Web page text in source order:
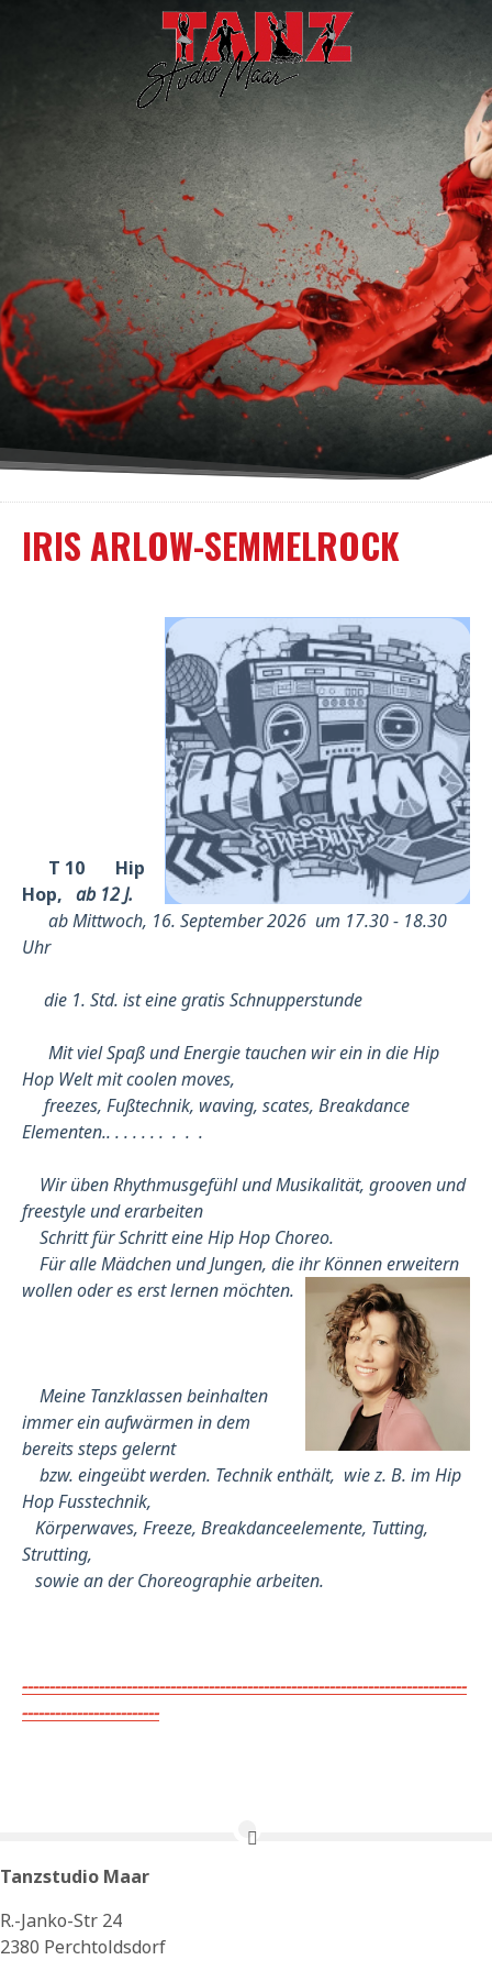
IRIS ARLOW-SEMMELROCK
T 10 Hip
Hop, ab 12 J.
ab Mittwoch, 16. September 2026 um 17.30 - 18.30
Uhr
die 1. Std. ist eine gratis Schnupperstunde
Mit viel Spaß und Energie tauchen wir ein in die Hip
Hop Welt mit coolen moves,
freezes, Fußtechnik, waving, scates, Breakdance
Elementen.. . . . . . . . . .
Wir üben Rhythmusgefühl und Musikalität, grooven und
freestyle und erarbeiten
Schritt für Schritt eine Hip Hop Choreo.
Für alle Mädchen und Jungen, die ihr Können erweitern
wollen oder es erst lernen möchten.
Meine Tanzklassen beinhalten
immer ein aufwärmen in dem
bereits steps gelernt
bzw. eingeübt werden. Technik enthält, wie z. B. im Hip
Hop Fusstechnik,
Körperwaves, Freeze, Breakdanceelemente, Tutting,
Strutting,
sowie an der Choreographie arbeiten.
---------------------------------------------------------------------------------
-------------------------
Tanzstudio Maar
R.-Janko-Str 24
2380 Perchtoldsdorf